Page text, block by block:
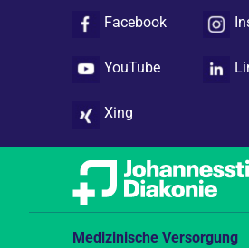
Facebook
YouTube
Xing
Medizinische Versorgung